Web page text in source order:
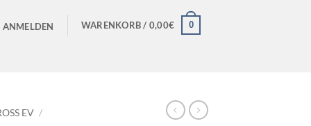
ANMELDEN WARENKORB / 0,00€ 0
EV /